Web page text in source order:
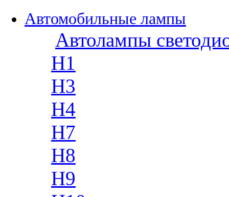
Автомобильные лампы
Автолампы
H1
H3
H4
H7
H8
H9